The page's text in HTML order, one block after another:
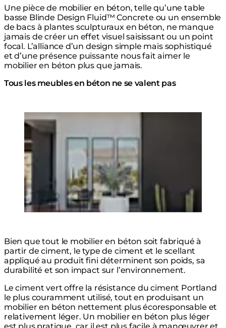
Une pièce de mobilier en béton, telle qu’une table
basse Blinde Design Fluid™ Concrete ou un ensemble
de bacs à plantes sculpturaux en béton, ne manque
jamais de créer un effet visuel saisissant ou un point
focal. L’alliance d’un design simple mais sophistiqué
et d’une présence puissante nous fait aimer le
mobilier en béton plus que jamais.
Tous les meubles en béton ne se valent pas
Loading image...
Bien que tout le mobilier en béton soit fabriqué à
partir de ciment, le type de ciment et le scellant
appliqué au produit fini déterminent son poids, sa
durabilité et son impact sur l’environnement.
Le ciment vert offre la résistance du ciment Portland
le plus couramment utilisé, tout en produisant un
mobilier en béton nettement plus écoresponsable et
relativement léger. Un mobilier en béton plus léger